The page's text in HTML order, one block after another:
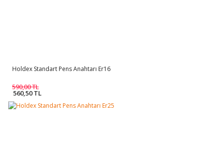
Holdex Standart Pens Anahtarı Er16
590,00 TL
560,50 TL